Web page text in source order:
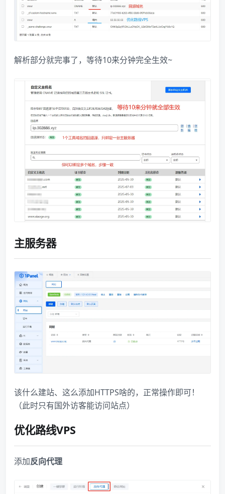
解析部分就完事了，等待10来分钟完全生效~
主服务器
该什么建站、这么添加HTTPS啥的，正常操作即可！
（此时只有国外访客能访问站点）
优化路线VPS
添加反向代理